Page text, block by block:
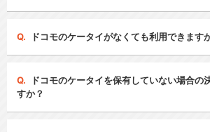
ドコモのケータイがなくても利用できます
ドコモのケータイを保有していない場合の
すか？